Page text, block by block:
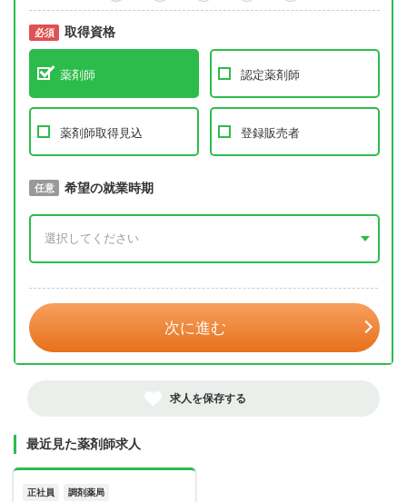
必須 取得資格
薬剤師 認定薬剤師
薬剤師取得見込 登録販売者
必須 取得予定年
任意 希望の就業時期
次に進む
求人を保存する
最近見た薬剤師求人
正社員 調剤薬局